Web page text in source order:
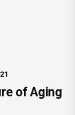
of Aging